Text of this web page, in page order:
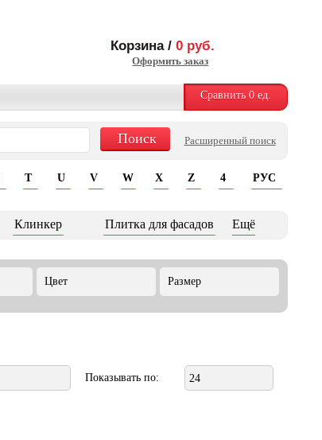
Корзина /0 руб.
Оформить заказ
Сравнить 0ед.
Расширенный поиск
T U V W X Z 4 РУС
Клинкер Плитка для фасадов Ещё
Цвет Размер
Показывать по: 24